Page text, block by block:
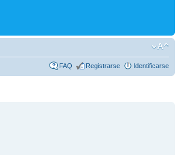
FAQ Registrarse Identificarse